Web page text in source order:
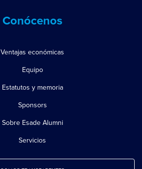
Conócenos
Ventajas económicas
Equipo
Estatutos y memoria
Sponsors
Sobre Esade Alumni
Servicios